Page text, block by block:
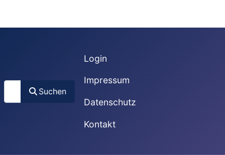
Suchen
Suchen
Login
Impressum
Datenschutz
Kontakt